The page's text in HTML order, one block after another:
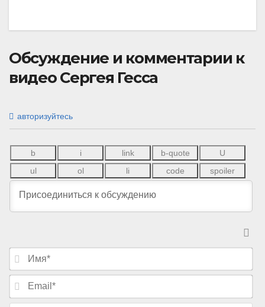
Обсуждение и комментарии к
видео Сергея Гесса
авторизуйтесь
И
я
E
a